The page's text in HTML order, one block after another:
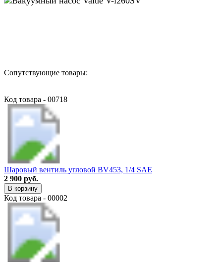
Сопутствующие товары:
Код товара - 00718
Шаровый вентиль угловой BV453, 1/4 SAE
2 900 руб.
В корзину
Код товара - 00002